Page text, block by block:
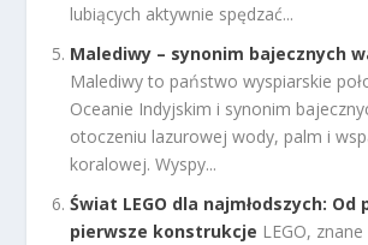
lubiących aktywnie spędzać...
Malediwy – synonim bajecznych
Malediwy to państwo wyspiarskie
Oceanie Indyjskim i synonim
otoczeniu lazurowej wody, palm i
koralowej. Wyspy...
Świat LEGO dla najmłodszych: Od
pierwsze konstrukcje LEGO,